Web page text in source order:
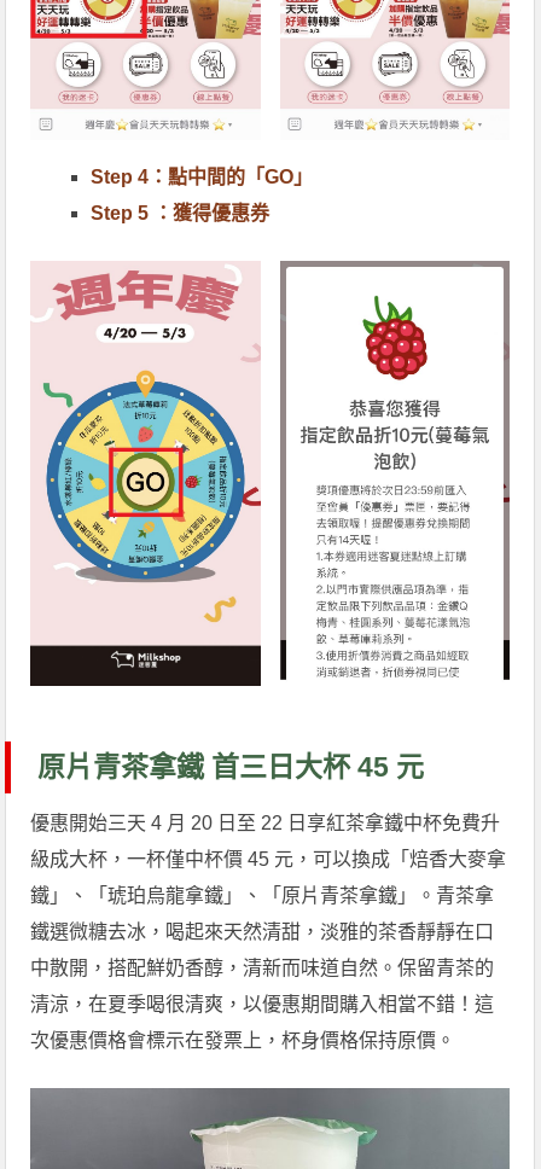
Step 4：點中間的「GO」
Step 5 ：獲得優惠券
原片青茶拿鐵 首三日大杯 45 元
優惠開始三天 4 月 20 日至 22 日享紅茶拿鐵中杯免費升
級成大杯，一杯僅中杯價 45 元，可以換成「焙香大麥拿
鐵」、「琥珀烏龍拿鐵」、「原片青茶拿鐵」。青茶拿
鐵選微糖去冰，喝起來天然清甜，淡雅的茶香靜靜在口
中散開，搭配鮮奶香醇，清新而味道自然。保留青茶的
清涼，在夏季喝很清爽，以優惠期間購入相當不錯！這
次優惠價格會標示在發票上，杯身價格保持原價。